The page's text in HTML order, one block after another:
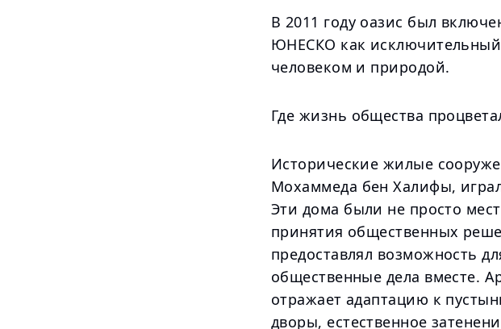
В 2011 году оазис был
ЮНЕСКО как
человеком и природой.
Где жизнь общества
Исторические жилые
Мохаммеда бен Халифы,
Эти дома были не просто
принятия общественных
предоставлял возможность
общественные дела вместе.
отражает адаптацию к
дворы, естественное